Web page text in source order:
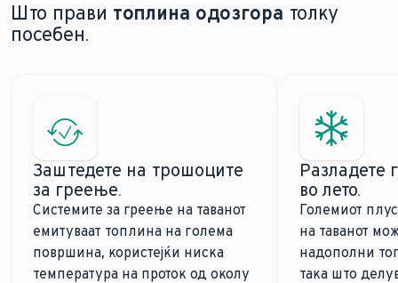
Што прави топлина одозгора толку
посебен.
Заштедете на трошоците
за греење.
Системите за греење на таванот
емитуваат топлина на голема
површина, користејќи ниска
температура на проток од околу
Разладете
во лето.
Големиот
на таванот
надополни
така што